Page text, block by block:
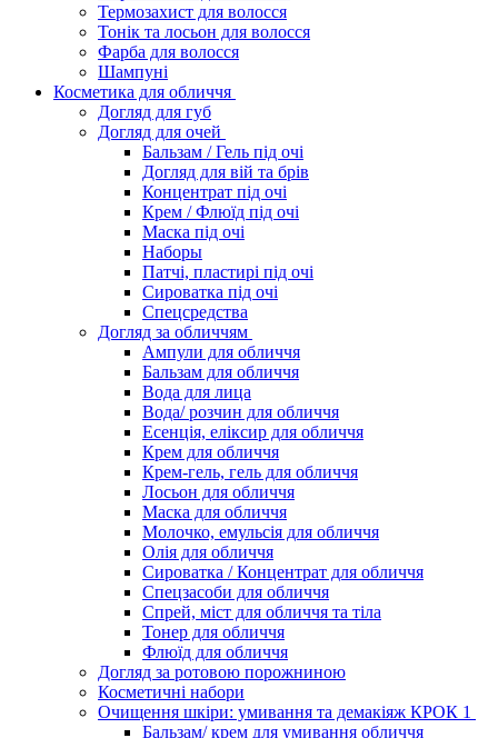
Термозахист для волосся
Тонік та лосьон для волосся
Фарба для волосся
Шампуні
Косметика для обличчя
Догляд для губ
Догляд для очей
Бальзам / Гель під очі
Догляд для вій та брів
Концентрат під очі
Крем / Флюїд під очі
Маска під очі
Наборы
Патчі, пластирі під очі
Сироватка під очі
Спецсредства
Догляд за обличчям
Ампули для обличчя
Бальзам для обличчя
Вода для лица
Вода/ розчин для обличчя
Есенція, еліксир для обличчя
Крем для обличчя
Крем-гель, гель для обличчя
Лосьон для обличчя
Маска для обличчя
Молочко, емульсія для обличчя
Олія для обличчя
Сироватка / Концентрат для обличчя
Спецзасоби для обличчя
Спрей, міст для обличчя та тіла
Тонер для обличчя
Флюїд для обличчя
Догляд за ротовою порожниною
Косметичні набори
Очищення шкіри: умивання та демакіяж КРОК 1
Бальзам/ крем для умивання обличчя